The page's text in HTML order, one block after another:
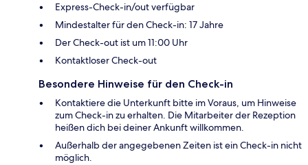
Express-Check-in/out verfügbar
Mindestalter für den Check-in: 17 Jahre
Der Check-out ist um 11:00 Uhr
Kontaktloser Check-out
Besondere Hinweise für den Check-in
Kontaktiere die Unterkunft bitte im Voraus, um Hinweise
zum Check-in zu erhalten. Die Mitarbeiter der Rezeption
heißen dich bei deiner Ankunft willkommen.
Außerhalb der angegebenen Zeiten ist ein Check-in nicht
möglich.